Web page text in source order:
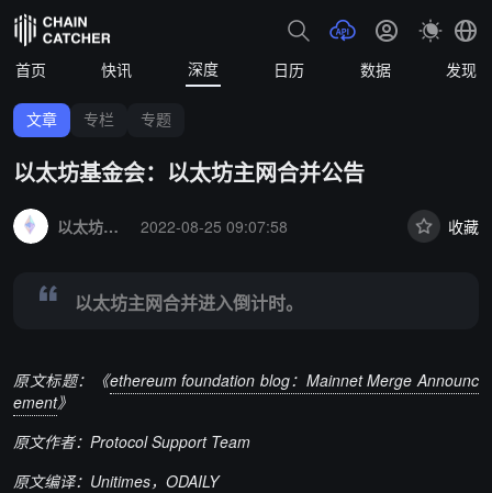
首页 快讯 深度 日历 数据 发现
文章 专栏 专题
以太坊基金会：以太坊主网合并公告
以太坊基金会
2022-08-25 09:07:58 收藏
以太坊主网合并进入倒计时。
原文标题：《ethereum foundation blog：Mainnet Merge Announc
ement》
原文作者：Protocol Support Team
原文编译：Unitimes，ODAILY